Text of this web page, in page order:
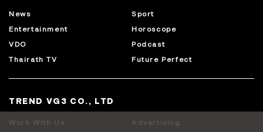
News
Sport
Entertainment
Horoscope
VDO
Podcast
Thairath TV
Future Perfect
TREND VG3 CO., LTD
Work With Us
Advertising